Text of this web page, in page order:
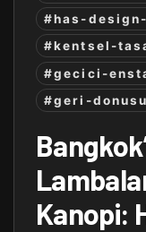
#has-
#kentsel-
#gecici-
#geri-
Kanopi: